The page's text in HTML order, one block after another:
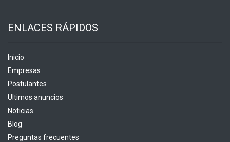
ENLACES RÁPIDOS
Inicio
Empresas
Postulantes
Ultimos anuncios
Noticias
Blog
Preguntas frecuentes